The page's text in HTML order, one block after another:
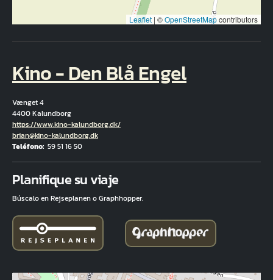
Leaflet | ©OpenStreetMapcontributors
Kino - Den Blå Engel
Vænget 4
4400 Kalundborg
Hjemmeside
https://www.kino-kalundborg.dk/
Correo electrónico
brian@kino-kalundborg.dk
Teléfono 59 51 16 50
Planifique su viaje
Búscalo en Rejseplanen o Graphhopper.